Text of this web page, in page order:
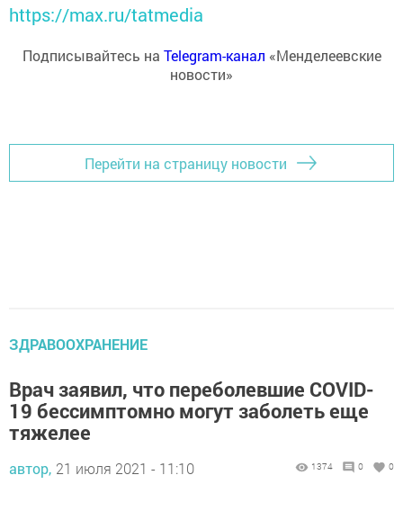
https://max.ru/tatmedia
Подписывайтесь на Telegram-канал «Менделеевские
новости»
Перейти на страницу новости
ЗДРАВООХРАНЕНИЕ
Врач заявил, что переболевшие COVID-
19 бессимптомно могут заболеть еще
тяжелее
автор, 21 июля 2021 - 11:10 1374 0 0